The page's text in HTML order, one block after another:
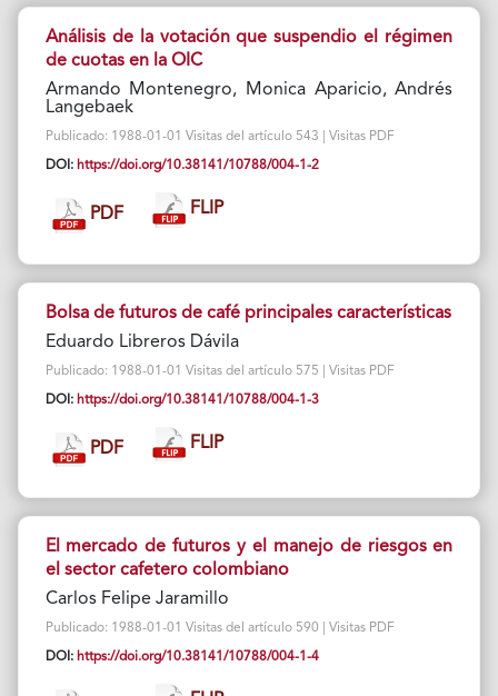
AnáIisis de la votación que suspendio el régimen
de cuotas en la OIC
Armando Montenegro, Monica Aparicio, Andrés
Langebaek
Publicado: 1988-01-01 Visitas del artículo 543 | Visitas PDF
DOI: https://doi.org/10.38141/10788/004-1-2
PDF FLIP
Bolsa de futuros de café principales características
Eduardo Libreros Dávila
Publicado: 1988-01-01 Visitas del artículo 575 | Visitas PDF
DOI: https://doi.org/10.38141/10788/004-1-3
PDF FLIP
El mercado de futuros y el manejo de riesgos en
el sector cafetero colombiano
Carlos Felipe Jaramillo
Publicado: 1988-01-01 Visitas del artículo 590 | Visitas PDF
DOI: https://doi.org/10.38141/10788/004-1-4